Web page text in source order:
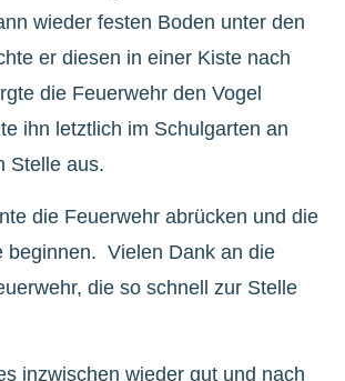
wieder festen Boden unter den
er diesen in einer Kiste nach
die Feuerwehr den Vogel
ihn letztlich im Schulgarten an
Stelle aus.
die Feuerwehr abrücken und die
beginnen. Vielen Dank an die
die so schnell zur Stelle
inzwischen wieder gut und nach